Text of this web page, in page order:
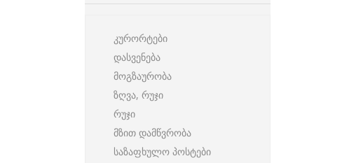
კურორტები
დასვენება
მოგზაურობა
ზღვა, რუჯი
რუჯი
მზით დამწვრობა
საზაფხულო პოსტები